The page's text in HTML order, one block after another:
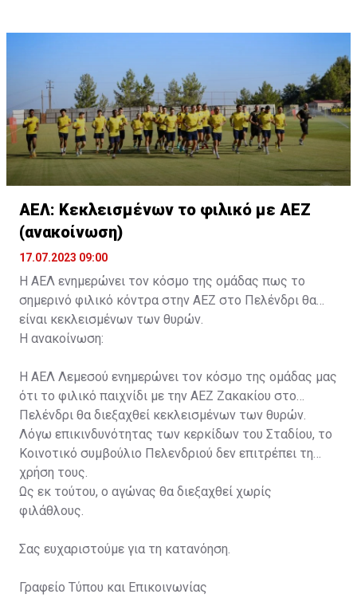
ονοματεπώνυμο, αριθμός πινακίδας αυτοκινήτου,
ΑΕΛ: Κεκλεισμένων το φιλικό με ΑΕΖ
(ανακοίνωση)
17.07.2023 09:00
Η ΑΕΛ ενημερώνει τον κόσμο της ομάδας πως το
σημερινό φιλικό κόντρα στην ΑΕΖ στο Πελένδρι θα
είναι κεκλεισμένων των θυρών.
Η ανακοίνωση:
Η ΑΕΛ Λεμεσού ενημερώνει τον κόσμο της ομάδας μας
ότι το φιλικό παιχνίδι με την ΑΕΖ Ζακακίου στο
Πελένδρι θα διεξαχθεί κεκλεισμένων των θυρών.
Λόγω επικινδυνότητας των κερκίδων του Σταδίου, το
Κοινοτικό συμβούλιο Πελενδριού δεν επιτρέπει τη
χρήση τους.
Ως εκ τούτου, ο αγώνας θα διεξαχθεί χωρίς
φιλάθλους.
Σας ευχαριστούμε για τη κατανόηση.
Γραφείο Τύπου και Επικοινωνίας